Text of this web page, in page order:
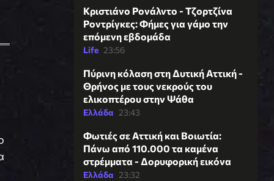
Κριστιάνο Ρονάλντο - Τζορτζίνα
Ροντρίγκες: Φήμες για γάμο την
επόμενη εβδομάδα
Life 23:56
Πύρινη κόλαση στη Δυτική Αττική -
Θρήνος με τους νεκρούς του
ελικοπτέρου στην Ψάθα
Ελλάδα 23:43
Φωτιές σε Αττική και Βοιωτία:
Πάνω από 110.000 τα καμένα
στρέμματα - Δορυφορική εικόνα
Ελλάδα 23:32